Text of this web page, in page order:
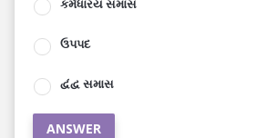
કર્મધારય સમાસ
ઉપપદ
દ્વંદ્વ સમાસ
ANSWER